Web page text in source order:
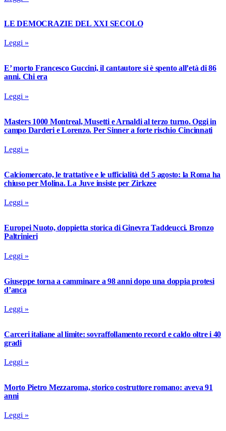
LE DEMOCRAZIE DEL XXI SECOLO
Leggi »
E’ morto Francesco Guccini, il cantautore si è spento all’età di 86
anni. Chi era
Leggi »
Masters 1000 Montreal, Musetti e Arnaldi al terzo turno. Oggi in
campo Darderi e Lorenzo. Per Sinner a forte rischio Cincinnati
Leggi »
Calciomercato, le trattative e le ufficialità del 5 agosto: la Roma ha
chiuso per Molina. La Juve insiste per Zirkzee
Leggi »
Europei Nuoto, doppietta storica di Ginevra Taddeucci. Bronzo
Paltrinieri
Leggi »
Giuseppe torna a camminare a 98 anni dopo una doppia protesi
d’anca
Leggi »
Carceri italiane al limite: sovraffollamento record e caldo oltre i 40
gradi
Leggi »
Morto Pietro Mezzaroma, storico costruttore romano: aveva 91
anni
Leggi »